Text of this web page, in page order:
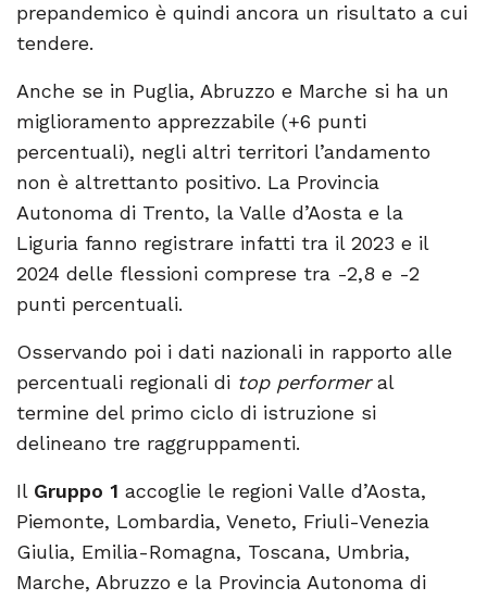
prepandemico è quindi ancora un risultato a cui
tendere.
Anche se in Puglia, Abruzzo e Marche si ha un
miglioramento apprezzabile (+6 punti
percentuali), negli altri territori l’andamento
non è altrettanto positivo. La Provincia
Autonoma di Trento, la Valle d’Aosta e la
Liguria fanno registrare infatti tra il 2023 e il
2024 delle flessioni comprese tra -2,8 e -2
punti percentuali.
Osservando poi i dati nazionali in rapporto alle
percentuali regionali di top performeral
termine del primo ciclo di istruzione si
delineano tre raggruppamenti.
Il Gruppo 1 accoglie le regioni Valle d’Aosta,
Piemonte, Lombardia, Veneto, Friuli-Venezia
Giulia, Emilia-Romagna, Toscana, Umbria,
Marche, Abruzzo e la Provincia Autonoma di